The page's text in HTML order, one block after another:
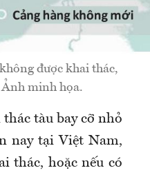
được khai thác,
Ảnh minh họa.
tàu bay cỡ nhỏ
nay tại Việt Nam,
thác, hoặc nếu có